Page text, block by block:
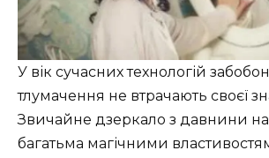
У вік сучасних технологій
тлумачення не втрачають своєї
Звичайне дзеркало з давнини
багатьма магічними